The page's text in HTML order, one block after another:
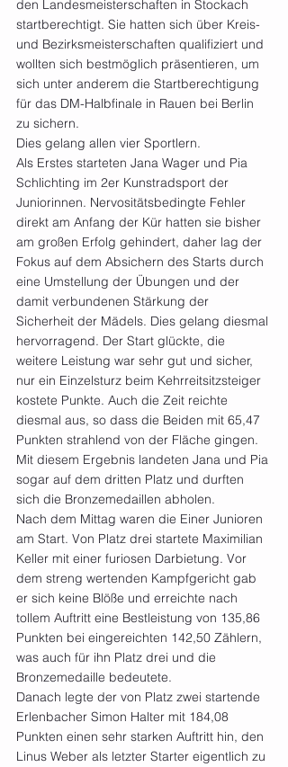
den Landesmeisterschaften in Stockach
startberechtigt. Sie hatten sich über Kreis-
und Bezirksmeisterschaften qualifiziert und
wollten sich bestmöglich präsentieren, um
sich unter anderem die Startberechtigung
für das DM-Halbfinale in Rauen bei Berlin
zu sichern.
Dies gelang allen vier Sportlern.
Als Erstes starteten Jana Wager und Pia
Schlichting im 2er Kunstradsport der
Juniorinnen. Nervositätsbedingte Fehler
direkt am Anfang der Kür hatten sie bisher
am großen Erfolg gehindert, daher lag der
Fokus auf dem Absichern des Starts durch
eine Umstellung der Übungen und der
damit verbundenen Stärkung der
Sicherheit der Mädels. Dies gelang diesmal
hervorragend. Der Start glückte, die
weitere Leistung war sehr gut und sicher,
nur ein Einzelsturz beim Kehrreitsitzsteiger
kostete Punkte. Auch die Zeit reichte
diesmal aus, so dass die Beiden mit 65,47
Punkten strahlend von der Fläche gingen.
Mit diesem Ergebnis landeten Jana und Pia
sogar auf dem dritten Platz und durften
sich die Bronzemedaillen abholen.
Nach dem Mittag waren die Einer Junioren
am Start. Von Platz drei startete Maximilian
Keller mit einer furiosen Darbietung. Vor
dem streng wertenden Kampfgericht gab
er sich keine Blöße und erreichte nach
tollem Auftritt eine Bestleistung von 135,86
Punkten bei eingereichten 142,50 Zählern,
was auch für ihn Platz drei und die
Bronzemedaille bedeutete.
Danach legte der von Platz zwei startende
Erlenbacher Simon Halter mit 184,08
Punkten einen sehr starken Auftritt hin, den
Linus Weber als letzter Starter eigentlich zu